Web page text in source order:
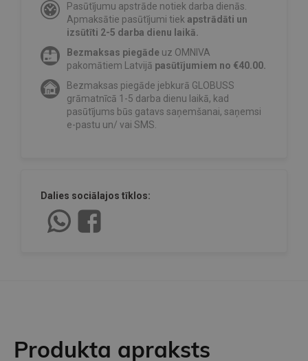
Pasūtījumu apstrāde notiek darba dienās.
Apmaksātie pasūtījumi tiek apstrādāti un
izsūtīti 2-5 darba dienu laikā.
Bezmaksas piegāde uz OMNIVA
pakomātiem Latvijā pasūtījumiem no €40.00.
Bezmaksas piegāde jebkurā GLOBUSS
grāmatnīcā 1-5 darba dienu laikā, kad
pasūtījums būs gatavs saņemšanai, saņemsi
e-pastu un/ vai SMS.
Dalies sociālajos tīklos:
Produkta apraksts